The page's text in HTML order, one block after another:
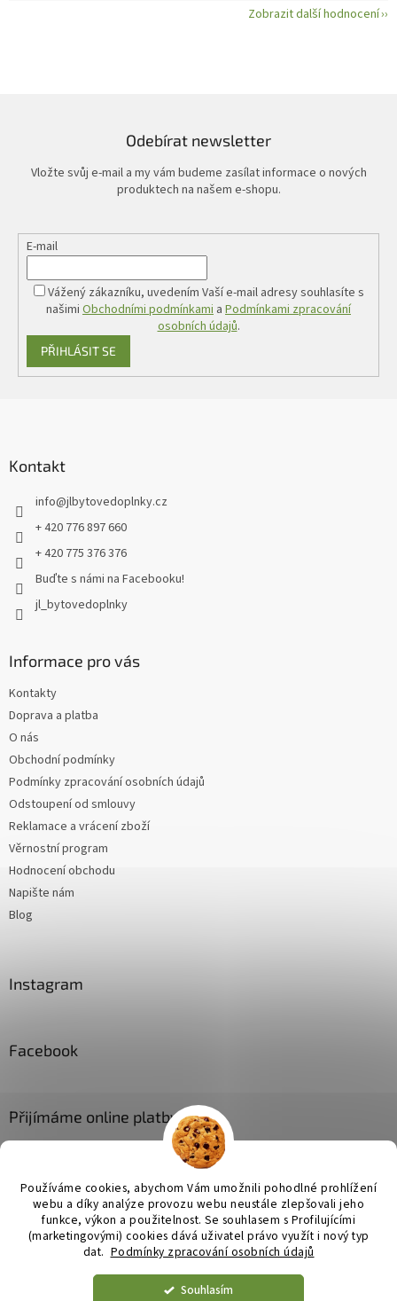
Používáme cookies, abychom Vám umožnili pohodlné prohlížení
webu a díky analýze provozu webu neustále zlepšovali jeho
funkce, výkon a použitelnost. Se souhlasem s Profilujícími
(marketingovými) cookies dává uživatel právo využít i nový typ
dat. Podmínky zpracování osobních údajů
Souhlasím
Zobrazit další hodnocení
Odebírat newsletter
Vložte svůj e-mail a my vám budeme zasílat informace o nových
produktech na našem e-shopu.
E-mail
Vážený zákazníku, uvedením Vaší e-mail adresy souhlasíte s
našimi Obchodními podmínkami a Podmínkami zpracování
osobních údajů.
PŘIHLÁSIT SE
Kontakt
info@jlbytovedoplnky.cz
+ 420 776 897 660
+ 420 775 376 376
Buďte s námi na Facebooku!
jl_bytovedoplnky
Informace pro vás
Kontakty
Doprava a platba
O nás
Obchodní podmínky
Podmínky zpracování osobních údajů
Odstoupení od smlouvy
Reklamace a vrácení zboží
Věrnostní program
Hodnocení obchodu
Napište nám
Blog
Instagram
Facebook
Přijímáme online platby
Vytvořil Shoptet
JL bytové doplňky. Všechna práva vyhrazena.